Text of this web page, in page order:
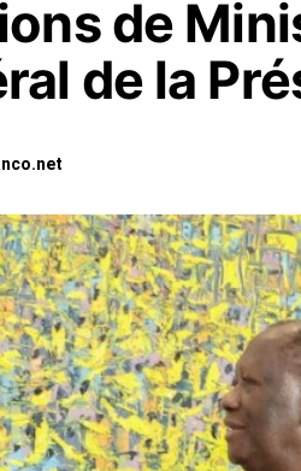
de
de la